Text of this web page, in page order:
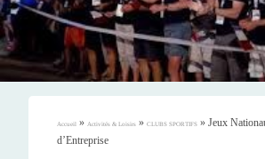
Accueil » Activités & Loisirs » CLUBS SPORTIFS » Jeux
d’Entreprise